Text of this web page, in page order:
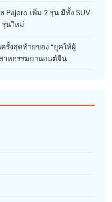
Pajero เพิ่ม 2 รุ่น มีทั้ง SUV
รุ่นใหม่
รั้งสุดท้ายของ “ยุคให้ผู้
าหกรรมยานยนต์จีน